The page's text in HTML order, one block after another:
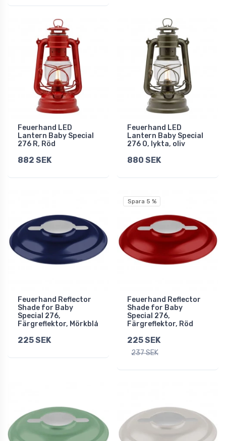
Feuerhand LED
Lantern Baby Special
276 R, Röd
882 SEK
Feuerhand LED
Lantern Baby Special
276 O, lykta, oliv
880 SEK
Feuerhand Reflector
Shade for Baby
Special 276,
Färgreflektor, Mörkblå
225 SEK
Spara 5 %
Feuerhand Reflector
Shade for Baby
Special 276,
Färgreflektor, Röd
225 SEK
237 SEK